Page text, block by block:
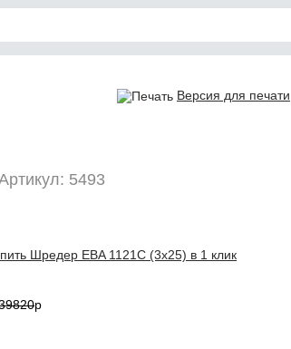
Версия для печати
5493
Шредер EBA 1121C (3x25) в 1 клик
p